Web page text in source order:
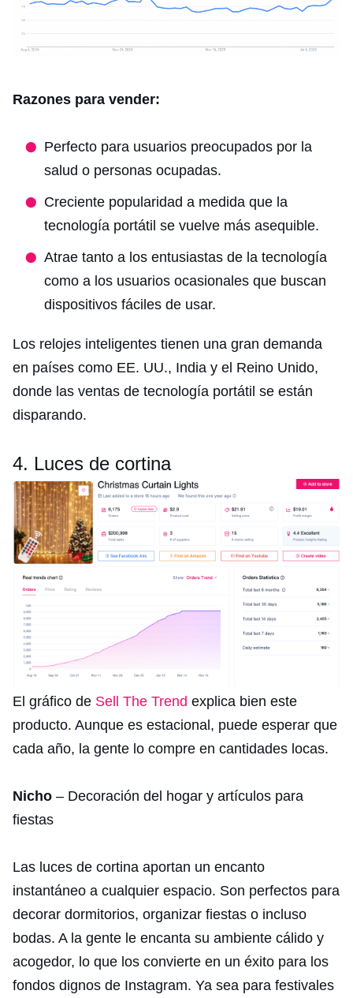
Razones para vender:
Perfecto para usuarios preocupados por la
salud o personas ocupadas.
Creciente popularidad a medida que la
tecnología portátil se vuelve más asequible.
Atrae tanto a los entusiastas de la tecnología
como a los usuarios ocasionales que buscan
dispositivos fáciles de usar.
Los relojes inteligentes tienen una gran demanda
en países como EE. UU., India y el Reino Unido,
donde las ventas de tecnología portátil se están
disparando.
4. Luces de cortina
El gráfico de Sell The Trend explica bien este
producto. Aunque es estacional, puede esperar que
cada año, la gente lo compre en cantidades locas.
Nicho – Decoración del hogar y artículos para
fiestas
Las luces de cortina aportan un encanto
instantáneo a cualquier espacio. Son perfectos para
decorar dormitorios, organizar fiestas o incluso
bodas. A la gente le encanta su ambiente cálido y
acogedor, lo que los convierte en un éxito para los
fondos dignos de Instagram. Ya sea para festivales